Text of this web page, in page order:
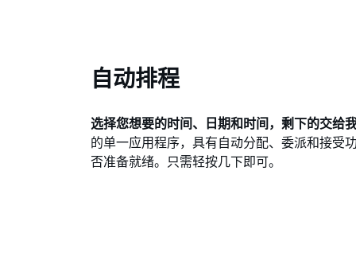
自动排程
选择您想要的时间、日期和时间，剩下的交给
的单一应用程序，具有自动分配、委派和接受
否准备就绪。只需轻按几下即可。